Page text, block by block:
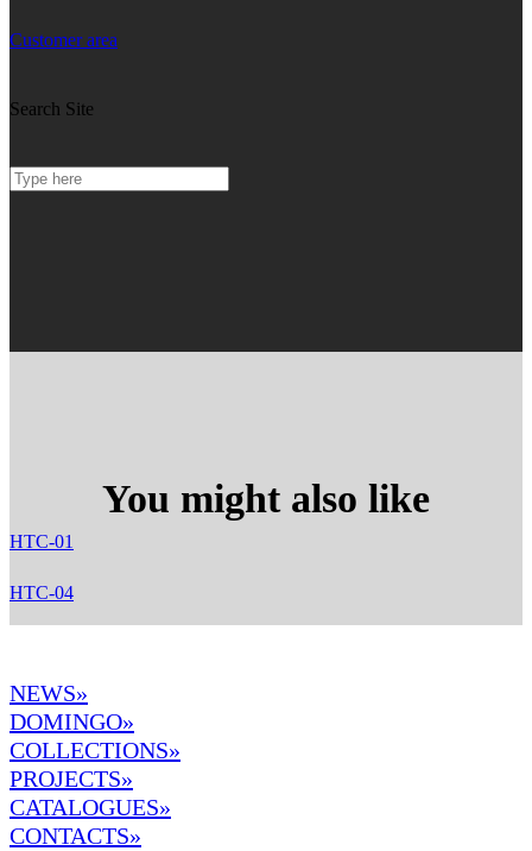
Customer area
Search Site
You might also like
HTC-01
HTC-04
NEWS»
DOMINGO»
COLLECTIONS»
PROJECTS»
CATALOGUES»
CONTACTS»